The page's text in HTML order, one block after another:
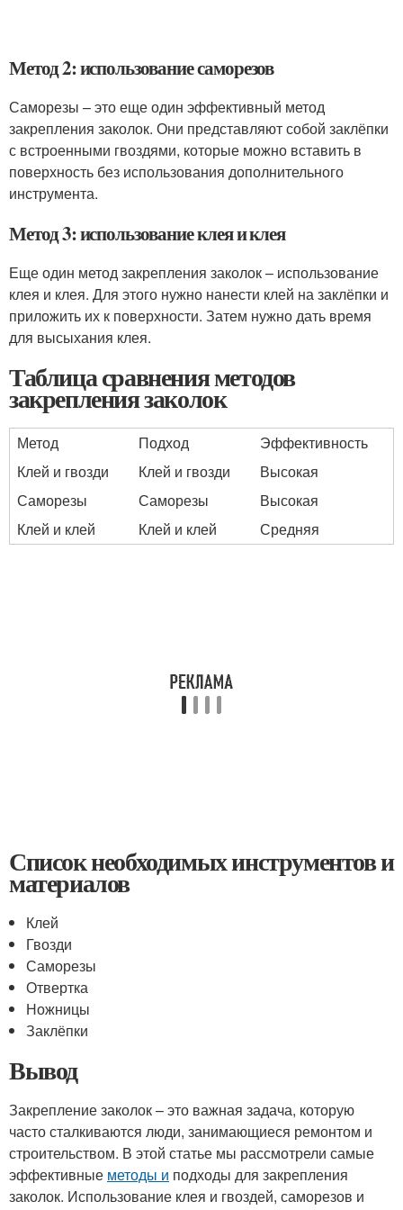
Метод 2: использование саморезов
Саморезы – это еще один эффективный метод
закрепления заколок. Они представляют собой заклёпки
с встроенными гвоздями, которые можно вставить в
поверхность без использования дополнительного
инструмента.
Метод 3: использование клея и клея
Еще один метод закрепления заколок – использование
клея и клея. Для этого нужно нанести клей на заклёпки и
приложить их к поверхности. Затем нужно дать время
для высыхания клея.
Таблица сравнения методов
закрепления заколок
Метод Подход
Эффективность
Клей и гвозди
Клей и гвозди
Высокая
Саморезы
Саморезы
Высокая
Клей и клей
Клей и клей Средняя
Список необходимых инструментов и
материалов
Клей
Гвозди
Саморезы
Отвертка
Ножницы
Заклёпки
Вывод
Закрепление заколок – это важная задача, которую
часто сталкиваются люди, занимающиеся ремонтом и
строительством. В этой статье мы рассмотрели самые
эффективные методы и подходы для закрепления
заколок. Использование клея и гвоздей, саморезов и